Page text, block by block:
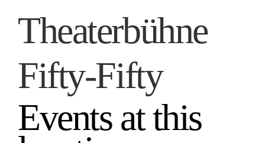
Theaterbühne
Fifty-Fifty
Events at this